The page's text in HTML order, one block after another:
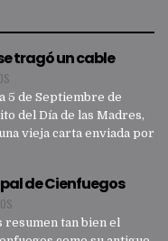
tragó un cable
5 de Septiembre de
del Día de las Madres,
vieja carta enviada por
de Cienfuegos
resumen tan bien el